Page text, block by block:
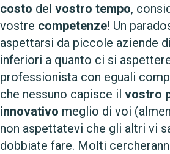
costo del vostro tempo,
vostre competenze! Un
aspettarsi da piccole aziende
inferiori a quanto ci si
professionista con eguali
che nessuno capisce il vostro
innovativo meglio di voi
non aspettatevi che gli altri vi
dobbiate fare. Molti